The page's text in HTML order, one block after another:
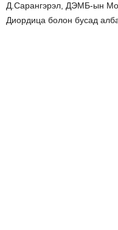
Д.Сарангэрэл, ДЭМБ-ын
Диордица болон бусад